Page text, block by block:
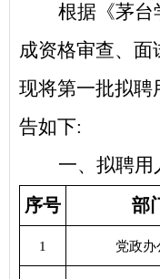
根据《茅台
成资格审查、面
现将第一批拟聘
告如下:
一、 拟聘用
序号 部
1 党政办